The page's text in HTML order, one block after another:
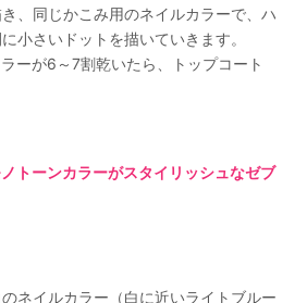
、同じかこみ用のネイルカラーで、ハ
小さいドットを描いていきます。
ーが6～7割乾いたら、トップコート
トーンカラーがスタイリッシュなゼブ
ネイルカラー（白に近いライトブルー